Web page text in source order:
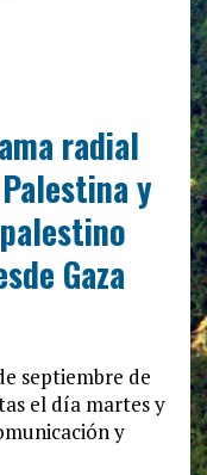
radial
y
Gaza
septiembre de
el día martes y
y